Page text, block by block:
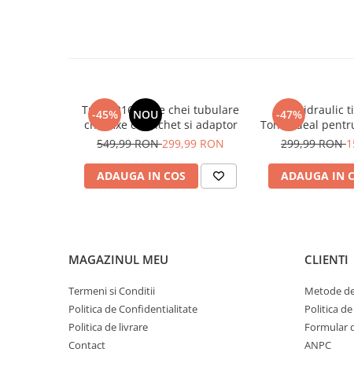
1 x Cric hidraulic tip butelie 5T
1 x Tijă de acționare
-45% NOU
Trusa 216 piese chei tubulare
chei fixe cu clichet si adaptor
549,99 RON299,99 RON
ADAUGA IN COS
-47%
Cric hidraulic
Tone, ideal
SUV-uri și
sigură și
uz
299,99 RON
ADAUGA IN
MAGAZINUL MEU
Termeni si Conditii
Politica de Confidentialitate
Politica de livrare
Contact
CLIENTI
Metode
Politica
Formular
ANPC